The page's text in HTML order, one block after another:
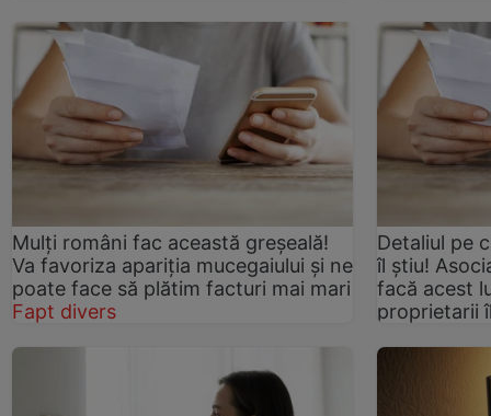
Mulți români fac această greșeală!
Va favoriza apariția mucegaiului și ne
poate face să plătim facturi mai mari
Fapt divers
Detaliul pe
îl știu!
facă acest
proprietarii